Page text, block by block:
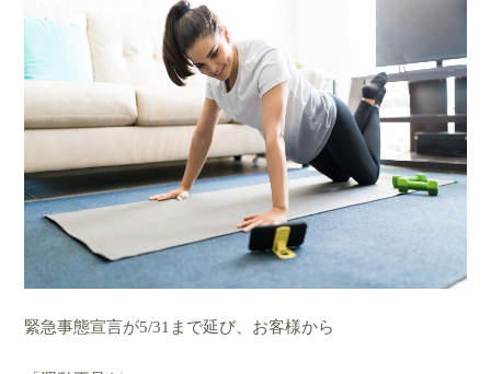
緊急事態宣言が5/31まで延び、お客様から